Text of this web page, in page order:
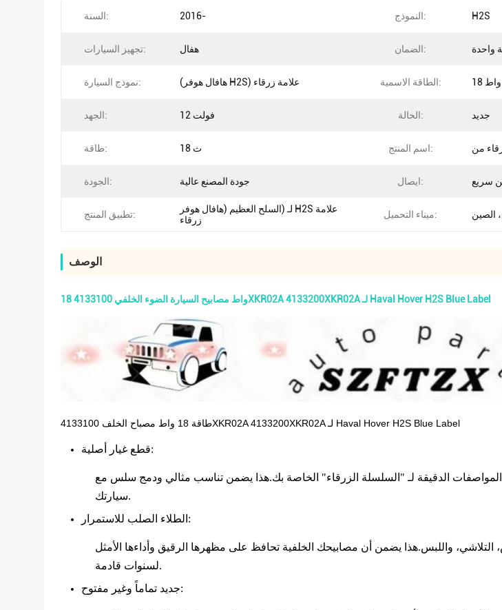
السنة: 2016- النموذج: H2S
تجهيز السيارات: هفال الضمان: واحدة
نموذج السيارة: (هافال هوفر H2S) علامة زرقاء الطاقة الاسمية: 18 واط
الجهد: 12 فولت الحالة: جديد
طاقة: 18 ث اسم المنتج:
الجودة: جودة المصنع عالية ايصال: سريع
تطبيق المنتج:
لـ (السلح العظيم (هافال هوفر H2S علامة
زرقاء
ميناء التحميل: الصين
الوصف
18 واط مصابيح السيارة الضوء الخلفي 4133100XKR02A 4133200XKR02A لـ Haval Hover H2S Blue Label
طاقة 18 واط مصباح الخلف 4133100XKR02A 4133200XKR02A لـ Haval Hover H2S Blue Label
قطع غيار أصلية:
المواصفات الدقيقة لـ "السلسلة الزرقاء" الخاصة بك.هذا يضمن تناسب مثالي ودمج سلس مع
سيارتك.
الطلاء الصلب للاستمرار :
واللبس.هذا يضمن أن مصابيحك الخلفية تحافظ على مظهرها الرقيق وأداءها الأمثل
لسنوات قادمة.
جديد تماماً وغير مفتوح: